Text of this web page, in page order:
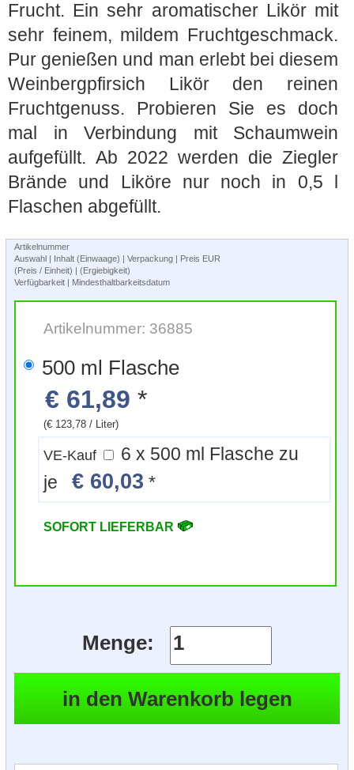
Frucht. Ein sehr aromatischer Likör mit
sehr feinem, mildem Fruchtgeschmack.
Pur genießen und man erlebt bei diesem
Weinbergpfirsich Likör den reinen
Fruchtgenuss. Probieren Sie es doch
mal in Verbindung mit Schaumwein
aufgefüllt. Ab 2022 werden die Ziegler
Brände und Liköre nur noch in 0,5 l
Flaschen abgefüllt.
Artikelnummer
Auswahl | Inhalt (Einwaage) | Verpackung | Preis EUR
(Preis / Einheit) | (Ergiebigkeit)
Verfügbarkeit | Mindesthaltbarkeitsdatum
Artikelnummer: 36885
500 ml Flasche
€ 61,89 *
(€ 123,78 / Liter)
VE-Kauf
6 x 500 ml Flasche zu
je€ 60,03 *
SOFORT LIEFERBAR
Menge: